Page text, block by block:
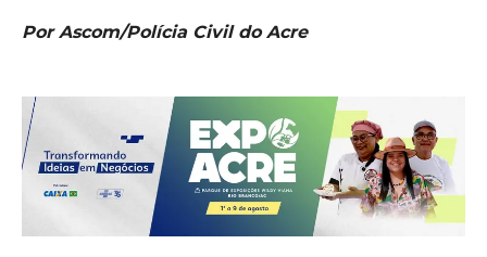
Por Ascom/Polícia Civil do Acre